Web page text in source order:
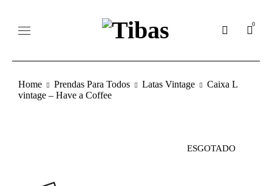
0
Home Prendas Para Todos Latas Vintage
Caixa L
vintage – Have a Coffee
ESGOTADO